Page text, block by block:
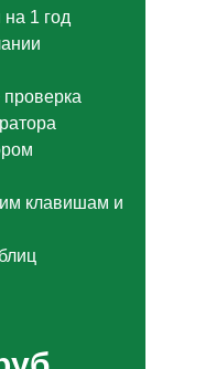
1 год
клавишам и